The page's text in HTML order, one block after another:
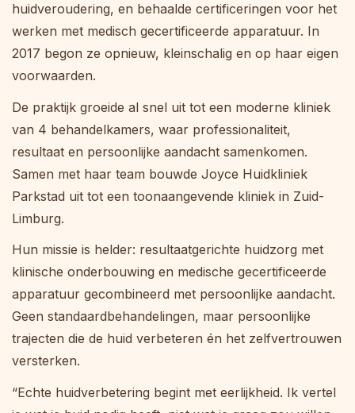
huidveroudering, en behaalde certificeringen voor het
werken met medisch gecertificeerde apparatuur. In
2017 begon ze opnieuw, kleinschalig en op haar eigen
voorwaarden.
De praktijk groeide al snel uit tot een moderne kliniek
van 4 behandelkamers, waar professionaliteit,
resultaat en persoonlijke aandacht samenkomen.
Samen met haar team bouwde Joyce Huidkliniek
Parkstad uit tot een toonaangevende kliniek in Zuid-
Limburg.
Hun missie is helder: resultaatgerichte huidzorg met
klinische onderbouwing en medische gecertificeerde
apparatuur gecombineerd met persoonlijke aandacht.
Geen standaardbehandelingen, maar persoonlijke
trajecten die de huid verbeteren én het zelfvertrouwen
versterken.
“Echte huidverbetering begint met eerlijkheid. Ik vertel